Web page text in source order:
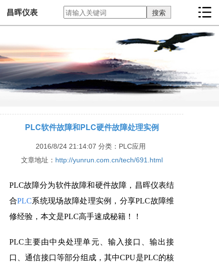
昌晖仪表
PLC软件故障和PLC硬件故障处理实例
2016/8/24 21:14:07 分类：PLC应用
文章地址： http://yunrun.com.cn/tech/691.html
PLC故障分为软件故障和硬件故障，昌晖仪表结
合PLC系统现场故障处理实例，分享PLC故障维
修经验，本文是PLC高手速成秘籍！！
PLC主要由中央处理单元、输入接口、输出接
口、通信接口等部分组成，其中CPU是PLC的核